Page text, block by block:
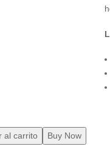
al carrito Buy Now